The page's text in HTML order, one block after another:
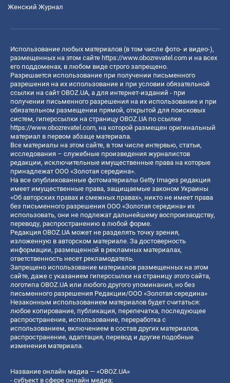
Женский Журнал
Использование любых материалов (в том числе фото- и видео-),
размещенных на этом сайте https://www.obozrevatel.com и на всех
его поддоменах, в любом виде строго запрещено.
Разрешается использование при получении письменного
разрешения на их использование и при условии обязательной
ссылки на сайт OBOZ.UA, а для интернет-изданий - при
получении письменного разрешения на их использование и при
обязательном размещении прямой, открытой для поисковых
систем, гиперссылки на страницу OBOZ.UA по ссылке
https://www.obozrevatel.com, на которой размещен оригинальный
материал в первом абзаце материала.
Все материалы на этом сайте, в том числе интервью, статьи,
исследования – служебные произведения журналистов
редакции, исключительные имущественные права на которые
принадлежат ООО «Золотая середина».
На все опубликованные фотоматериалы Getty Images редакция
имеет имущественные права, защищаемые законом Украины
«Об авторских правах и смежных правах», никто не имеет права
без письменного разрешения ООО «Золотая середина» их
использовать, они не подлежат дальнейшему воспроизводству,
переводу, распространению в любой форме.
Редакция OBOZ.UA может не разделять точку зрения,
изложенную в авторском материале. За достоверность
информации, размещенной в рекламных материалах,
ответственность несет рекламодатель.
Запрещено использование материалов размещенных на этом
сайте, даже с указанием гиперссылки на страницу этого сайта,
логотипа OBOZ.UA или любого другого упоминания, но без
письменного разрешения Редакции/ООО «Золотая середина»
Незаконным использованием материалов будет считаться:
любое копирование, публикация, перепечатка, последующее
распространение, использование, переработка с
использованием, включением в состав других материалов,
распространение, адаптация, перевод и другие подобные
изменения материала.
Название онлайн медиа — «OBOZ.UA»
- субъект в сфере онлайн медиа;